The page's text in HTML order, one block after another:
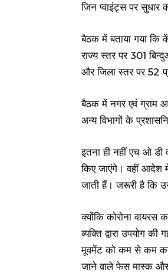
जिन प्वाइंट्स पर
बैठक में बताया गया कि
राज्य स्तर पर 301
और जिला स्तर पर 52
बैठक में नगर एवं ग्राम
अन्य विभागों के
इतना ही नहीं एच ओ डी
किए जाएंगे। वहीं आदेश
जाती हैं। जरूरी है कि
क्योंकि कोरोना
व्यक्ति द्वारा उपयोग
मूवमेंट को कम से कम करने
जाने वाले फेस मास्क और